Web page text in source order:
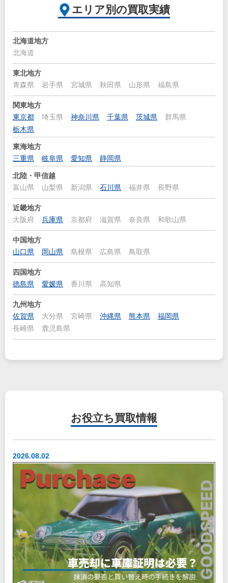
エリア別の買取実績
北海道地方
北海道
東北地方
青森県
岩手県 宮城県 秋田県 山形県 福島県
関東地方
東京都
埼玉県 神奈川県 千葉県 茨城県
群馬県
栃木県
東海地方
三重県
岐阜県 愛知県 静岡県
北陸・甲信越
富山県
山梨県 新潟県 石川県 福井県 長野県
近畿地方
大阪府
兵庫県 京都府 滋賀県 奈良県 和歌山県
中国地方
山口県
岡山県 島根県 広島県 鳥取県
四国地方
徳島県
愛媛県 香川県 高知県
九州地方
佐賀県
大分県 宮崎県 沖縄県 熊本県
福岡県
長崎県
鹿児島県
お役立ち 買取情報
2026.08.02